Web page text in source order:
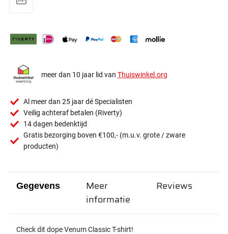
meer dan 10 jaar lid van Thuiswinkel.org
Al meer dan 25 jaar dé Specialisten
Veilig achteraf betalen (Riverty)
14 dagen bedenktijd
Gratis bezorging boven €100,- (m.u.v. grote / zware
producten)
Gegevens
Check dit dope Venum Classic T-shirt!
Meer
informatie
Reviews